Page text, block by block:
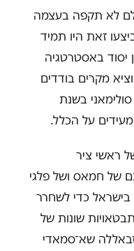
לא תקפה בעצמה
זאת היו תמיד
יסוד באסטרטגיה
מקרים בודדים
בשנת
ראשי ציר
של חמאס ושל פלגי
כדי לשחרר
שונות של
שא־סמאדי